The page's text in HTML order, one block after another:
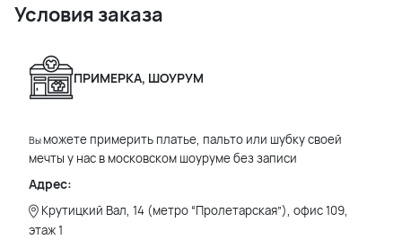
Условия заказа
ПРИМЕРКА, ШОУРУМ
Вы можете примерить платье, пальто или шубку своей
мечты у нас в московском шоуруме без записи
Адрес:
Крутицкий Вал, 14 (метро “Пролетарская”), офис 109,
этаж 1